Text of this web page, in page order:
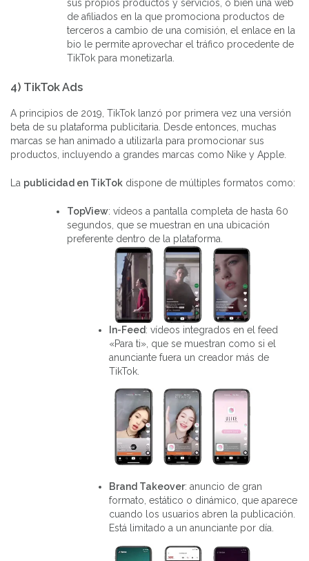
sus propios productos y servicios, o bien una web
de afiliados en la que promociona productos de
terceros a cambio de una comisión, el enlace en la
bio le permite aprovechar el tráfico procedente de
TikTok para monetizarla.
4) TikTok Ads
A principios de 2019, TikTok lanzó por primera vez una versión
beta de su plataforma publicitaria. Desde entonces, muchas
marcas se han animado a utilizarla para promocionar sus
productos, incluyendo a grandes marcas como Nike y Apple.
La publicidad en TikTok dispone de múltiples formatos como:
TopView: vídeos a pantalla completa de hasta 60
segundos, que se muestran en una ubicación
preferente dentro de la plataforma.
In-Feed: vídeos integrados en el feed
«Para ti», que se muestran como si el
anunciante fuera un creador más de
TikTok.
Brand Takeover: anuncio de gran
formato, estático o dinámico, que aparece
cuando los usuarios abren la publicación.
Está limitado a un anunciante por día.